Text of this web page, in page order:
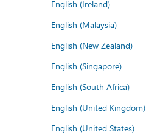
English (Ireland)
English (Malaysia)
English (New Zealand)
English (Singapore)
English (South Africa)
English (United Kingdom)
English (United States)